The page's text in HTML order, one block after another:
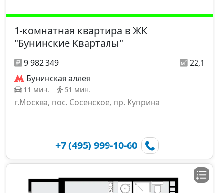
1-комнатная квартира в ЖК
"Бунинские Кварталы"
9 982 349
22,1
Бунинская аллея
11 мин. 51 мин.
г.Москва, пос. Сосенское, пр. Куприна
+7 (495) 999-10-60